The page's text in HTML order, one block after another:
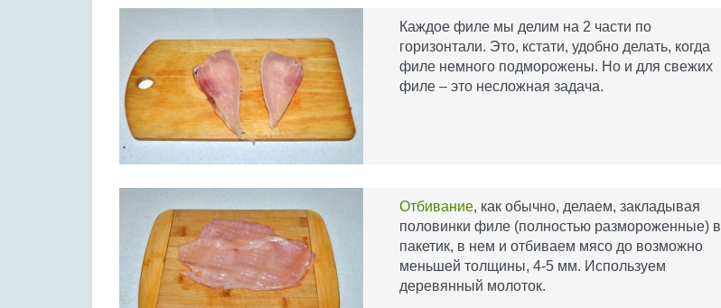
Каждое филе мы делим на 2 части по
горизонтали. Это, кстати, удобно делать, когда
филе немного подморожены. Но и для свежих
филе – это несложная задача.
Отбивание, как обычно, делаем, закладывая
половинки филе (полностью размороженные) в
пакетик, в нем и отбиваем мясо до возможно
меньшей толщины, 4-5 мм. Используем
деревянный молоток.